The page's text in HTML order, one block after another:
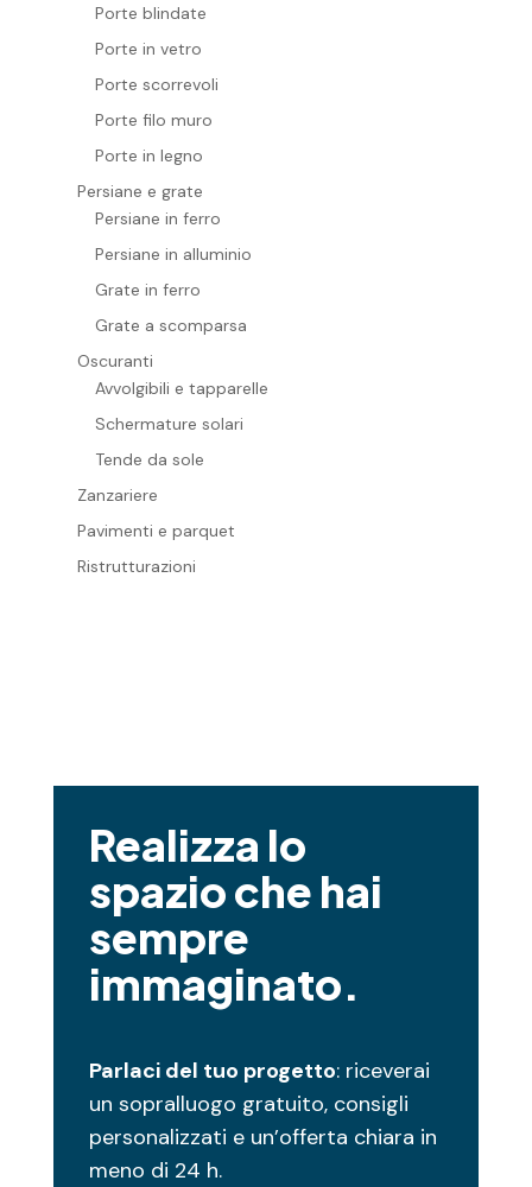
Porte blindate
Porte in vetro
Porte scorrevoli
Porte filo muro
Porte in legno
Persiane e grate
Persiane in ferro
Persiane in alluminio
Grate in ferro
Grate a scomparsa
Oscuranti
Avvolgibili e tapparelle
Schermature solari
Tende da sole
Zanzariere
Pavimenti e parquet
Ristrutturazioni
Realizza lo
spazio che hai
sempre
immaginato.
Parlaci del tuo progetto: riceverai
un sopralluogo gratuito, consigli
personalizzati e un’offerta chiara in
meno di 24 h.